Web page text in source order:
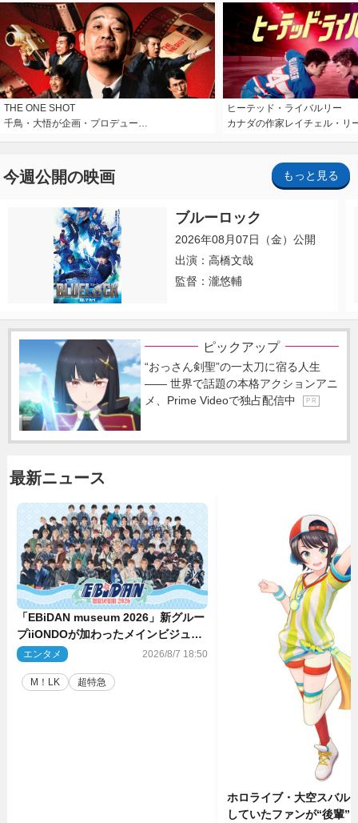
THE ONE SHOT
千鳥・大悟が企画・プロデュー…
ヒーテッド・ライバルリー
カナダの作家レイチェル・リ
今週公開の映画 もっと見る
ブルーロック
2026年08月07日（金）公開
出演：高橋文哉
監督：瀧悠輔
ピックアップ
“おっさん剣聖”の一太刀に宿る人生
―― 世界で話題の本格アクションアニ
メ、Prime Videoで独占配信中
P R
最新ニュース
「EBiDAN museum 2026」新グルー
プiiONDOが加わったメインビジュア
ル公開！ 開催記念グッズラインナッ
エンタメ 2026/8/7 18:50
M！LK 超特急
ホロライブ・大空スバル
していたファンが“後輩”